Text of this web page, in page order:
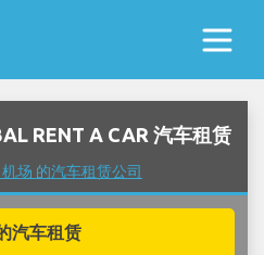
RENT A CAR 汽车租赁
场 的汽车租赁公司
汽车租赁